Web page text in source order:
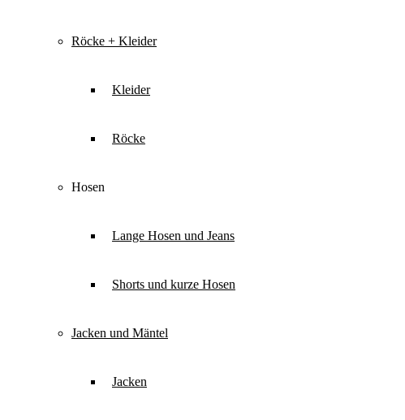
Röcke + Kleider
Kleider
Röcke
Hosen
Lange Hosen und Jeans
Shorts und kurze Hosen
Jacken und Mäntel
Jacken